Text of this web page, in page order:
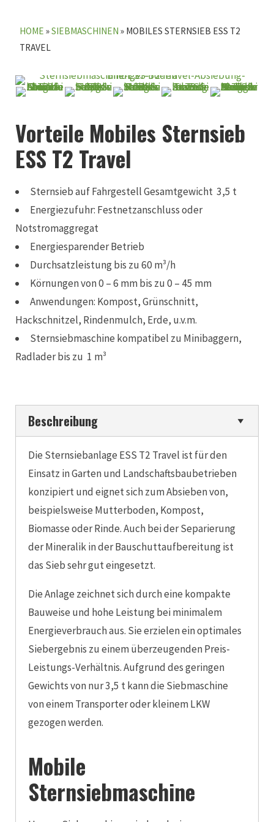
HOME »SIEBMASCHINEN » MOBILES STERNSIEB ESS T2
TRAVEL
Vorteile Mobiles Sternsieb
ESS T2 Travel
Sternsieb auf Fahrgestell Gesamtgewicht 3,5 t
Energiezufuhr: Festnetzanschluss oder
Notstromaggregat
Energiesparender Betrieb
Durchsatzleistung bis zu 60 m³/h
Körnungen von 0 – 6 mm bis zu 0 – 45 mm
Anwendungen: Kompost, Grünschnitt,
Hackschnitzel, Rindenmulch, Erde, u.v.m.
Sternsiebmaschine kompatibel zu Minibaggern,
Radlader bis zu 1 m³
Beschreibung
Die Sternsiebanlage ESS T2 Travel ist für den
Einsatz in Garten und Landschaftsbaubetrieben
konzipiert und eignet sich zum Absieben von,
beispielsweise Mutterboden, Kompost,
Biomasse oder Rinde. Auch bei der Separierung
der Mineralik in der Bauschuttaufbereitung ist
das Sieb sehr gut eingesetzt.
Die Anlage zeichnet sich durch eine kompakte
Bauweise und hohe Leistung bei minimalem
Energieverbrauch aus. Sie erzielen ein optimales
Siebergebnis zu einem überzeugenden Preis-
Leistungs-Verhältnis. Aufgrund des geringen
Gewichts von nur 3,5 t kann die Siebmaschine
von einem Transporter oder kleinem LKW
gezogen werden.
Mobile
Sternsiebmaschine